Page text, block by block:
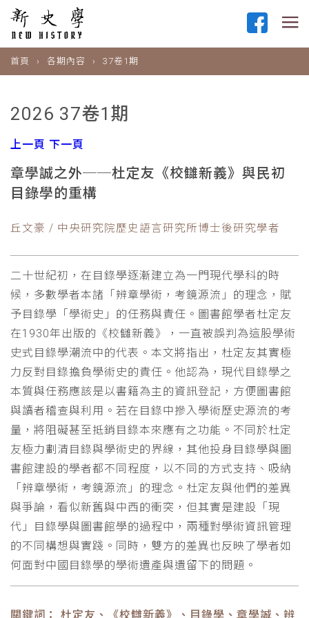
首頁 各期內容 37卷1期
2026 37卷1期
上一頁 下一頁
章學誠之外──杜定友《校讎新義》與民初
目錄學的重構
丘文豪 / 中央研究院歷史語言研究所博士後研究學者
二十世紀初，在目錄學逐漸建立為一門現代學科的時
候，多數學者本諸「辨章學術，考鏡源流」的理念，賦
予目錄學「學術史」的任務與責任。圖書館學者杜定友
在1930年出版的《校讎新義》，一直被誤判為這股學術
史式目錄學潮流中的代表。本文將指出，杜定友其實極
力反對目錄擔負學術史的責任。他認為，現代目錄學之
本質與任務應該是以書籍為主的資訊登記，方便圖書館
與讀者稽查與利用。若在目錄中摻入學術歷史源流的考
量，將阻礙甚至抵銷目錄本來應有之功能。不同於杜定
友極力劃清目錄與學術史的界線，其他投身目錄學與圖
書館建設的學者都不同程度，以不同的方式支持、吸納
「辨章學術，考鏡源流」的理念。杜定友與他們的差異
與爭論，看似新舊與中西的衝突，但其實是建設「現
代」目錄學與圖書館學的過程中，兩種對學術資訊管理
的不同構想與實踐。同時，雙方的差異也反映了學者如
何面對中國目錄學的學術遺產與遺留下的問題。
關鍵詞： 杜定友、《校讎新義》、目錄學、章學誠、辨